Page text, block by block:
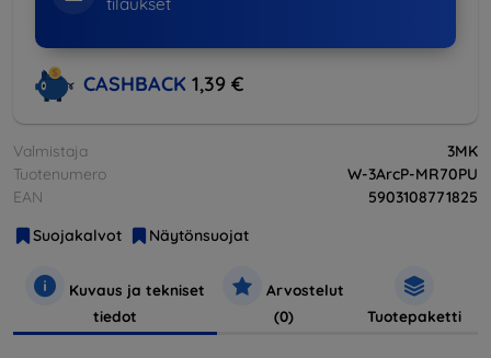
CASHBACK 1,39 €
Valmistaja
3MK
Tuotenumero
W-3ArcP-MR70PU
EAN
5903108771825
Suojakalvot
Näytönsuojat
Kuvaus ja tekniset
tiedot
Arvostelut
(0)
Tuotepaketti